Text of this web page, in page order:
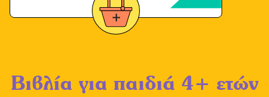
Βιβλία για παιδιά 4+ ετών